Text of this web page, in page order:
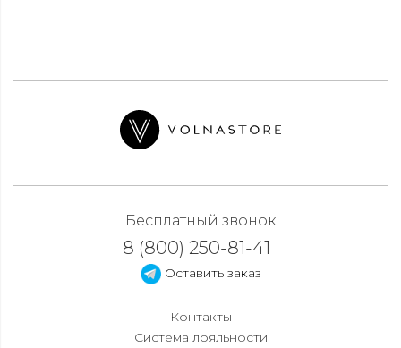
Бесплатный звонок
8 (800) 250-81-41
Оставить заказ
Контакты
Система лояльности